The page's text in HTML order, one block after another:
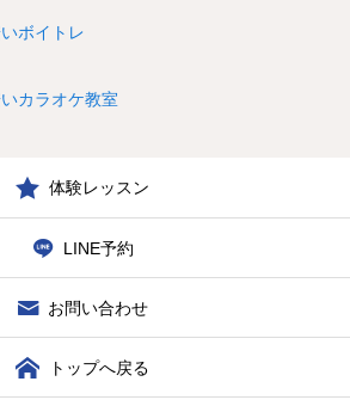
体験レッスン
LINE予約
お問い合わせ
トップへ戻る